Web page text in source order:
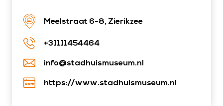
Meelstraat 6-8, Zierikzee
+31111454464
info@stadhuismuseum.nl
https://www.stadhuismuseum.nl